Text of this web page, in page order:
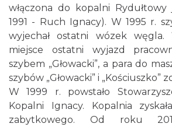
włączona do kopalni
1991 - Ruch Ignacy). W 1995 r.
wyjechał ostatni wózek
miejsce ostatni wyjazd
szybem „Głowacki”, a para do
szybów „Głowacki” i „Kościuszko”
W 1999 r. powstało
Kopalni Ignacy. Kopalnia
zabytkowego. Od roku